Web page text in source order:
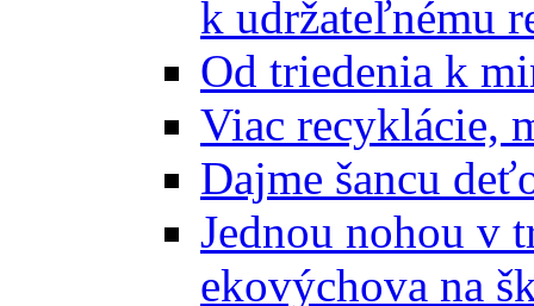
k udržateľnému
Od triedenia k
Viac recyklácie,
Dajme šancu
Jednou nohou v
ekovýchova na